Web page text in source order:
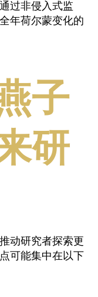
过非侵入式监
年荷尔蒙变化的
子
研
动研究者探索更
可能集中在以下